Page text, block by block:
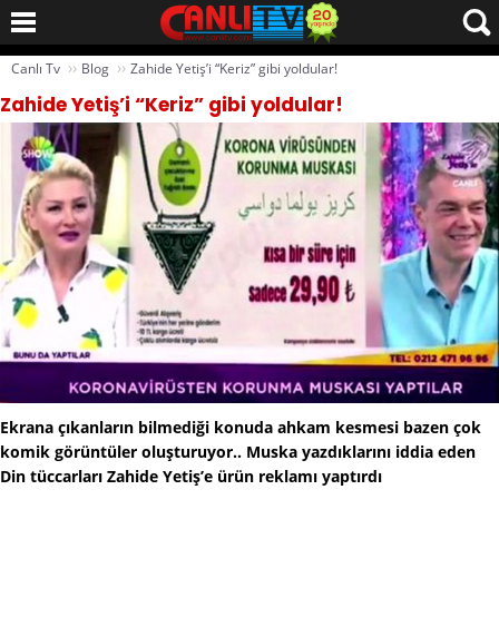
Canlı Tv ›› Blog ›› Zahide Yetiş’i “Keriz” gibi yoldular!
Zahide Yetiş’i “Keriz” gibi yoldular!
Ekrana çıkanların bilmediği konuda ahkam kesmesi bazen çok
komik görüntüler oluşturuyor.. Muska yazdıklarını iddia eden
Din tüccarları Zahide Yetiş’e ürün reklamı yaptırdı